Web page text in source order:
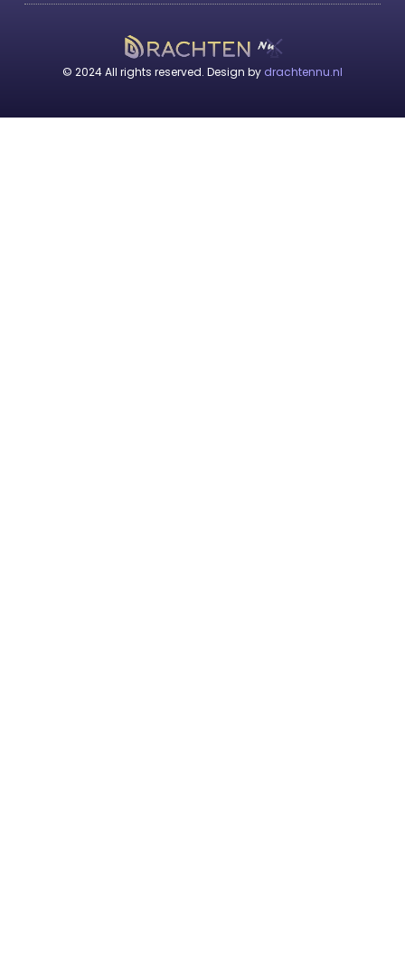
© 2024 All rights reserved. Design by drachtennu.nl